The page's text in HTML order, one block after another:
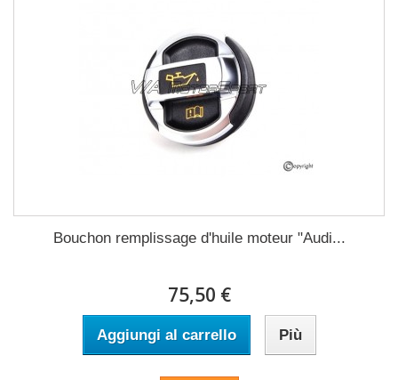
Bouchon remplissage d'huile moteur "Audi...
75,50 €
Aggiungi al carrello Più